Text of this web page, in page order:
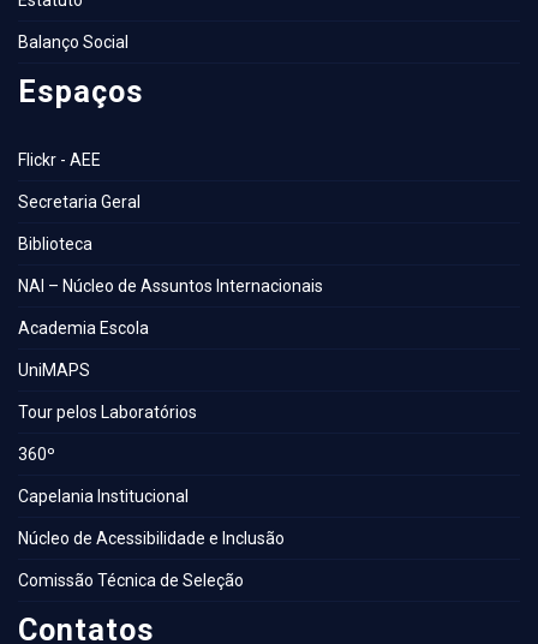
Balanço Social
Espaços
Flickr - AEE
Secretaria Geral
Biblioteca
NAI – Núcleo de Assuntos Internacionais
Academia Escola
UniMAPS
Tour pelos Laboratórios
360º
Capelania Institucional
Núcleo de Acessibilidade e Inclusão
Comissão Técnica de Seleção
Contatos